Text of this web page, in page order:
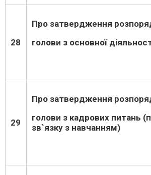
28
Про затвердження
голови з основної
29
Про затвердження
голови з кадрових питань
зв`язку з навчанням)